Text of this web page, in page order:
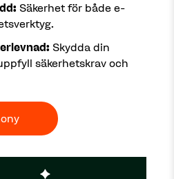
Säkerhet för både e-
Skydda din
säkerhetskrav och